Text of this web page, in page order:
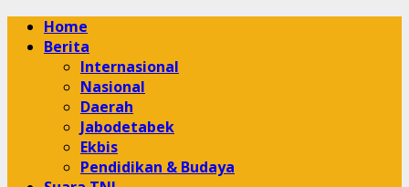
Primary
Menu
Home
Berita
Internasional
Nasional
Daerah
Jabodetabek
Ekbis
Pendidikan & Budaya